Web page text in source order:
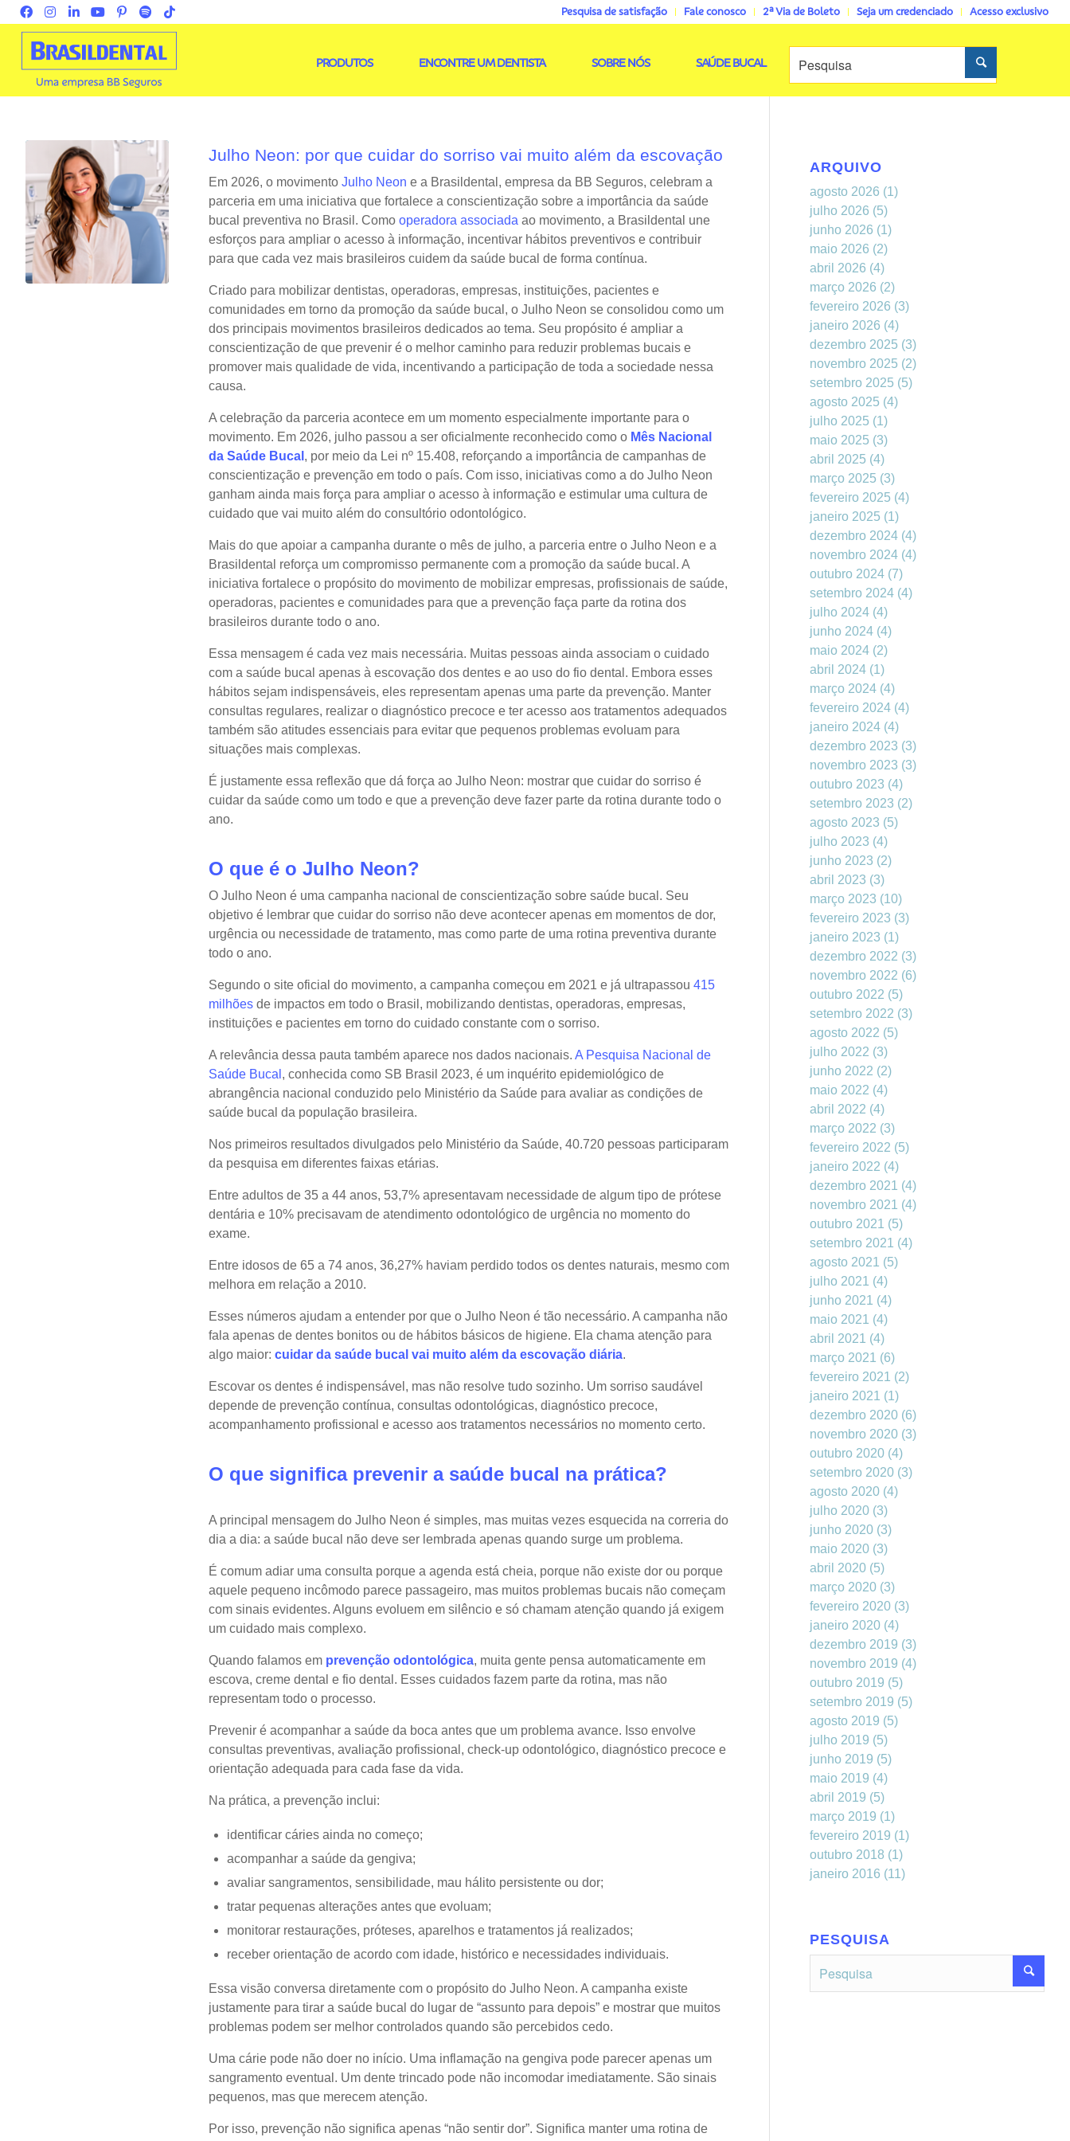
Pesquisa de satisfação Fale conosco 2ª Via de Boleto Seja um credenciado Acesso exclusivo
PRODUTOS ENCONTRE UM DENTISTA SOBRE NÓS SAÚDE BUCAL
Julho Neon: por que cuidar do sorriso vai muito além da escovação
Em 2026, o movimento Julho Neon e a Brasildental, empresa da BB Seguros, celebram a
parceria em uma iniciativa que fortalece a conscientização sobre a importância da saúde
bucal preventiva no Brasil. Como operadora associada ao movimento, a Brasildental une
esforços para ampliar o acesso à informação, incentivar hábitos preventivos e contribuir
para que cada vez mais brasileiros cuidem da saúde bucal de forma contínua.
Criado para mobilizar dentistas, operadoras, empresas, instituições, pacientes e
comunidades em torno da promoção da saúde bucal, o Julho Neon se consolidou como um
dos principais movimentos brasileiros dedicados ao tema. Seu propósito é ampliar a
conscientização de que prevenir é o melhor caminho para reduzir problemas bucais e
promover mais qualidade de vida, incentivando a participação de toda a sociedade nessa
causa.
A celebração da parceria acontece em um momento especialmente importante para o
movimento. Em 2026, julho passou a ser oficialmente reconhecido como o Mês Nacional
da Saúde Bucal , por meio da Lei nº 15.408, reforçando a importância de campanhas de
conscientização e prevenção em todo o país. Com isso, iniciativas como a do Julho Neon
ganham ainda mais força para ampliar o acesso à informação e estimular uma cultura de
cuidado que vai muito além do consultório odontológico.
Mais do que apoiar a campanha durante o mês de julho, a parceria entre o Julho Neon e a
Brasildental reforça um compromisso permanente com a promoção da saúde bucal. A
iniciativa fortalece o propósito do movimento de mobilizar empresas, profissionais de saúde,
operadoras, pacientes e comunidades para que a prevenção faça parte da rotina dos
brasileiros durante todo o ano.
Essa mensagem é cada vez mais necessária. Muitas pessoas ainda associam o cuidado
com a saúde bucal apenas à escovação dos dentes e ao uso do fio dental. Embora esses
hábitos sejam indispensáveis, eles representam apenas uma parte da prevenção. Manter
consultas regulares, realizar o diagnóstico precoce e ter acesso aos tratamentos adequados
também são atitudes essenciais para evitar que pequenos problemas evoluam para
situações mais complexas.
É justamente essa reflexão que dá força ao Julho Neon: mostrar que cuidar do sorriso é
cuidar da saúde como um todo e que a prevenção deve fazer parte da rotina durante todo o
ano.
O que é o Julho Neon?
O Julho Neon é uma campanha nacional de conscientização sobre saúde bucal. Seu
objetivo é lembrar que cuidar do sorriso não deve acontecer apenas em momentos de dor,
urgência ou necessidade de tratamento, mas como parte de uma rotina preventiva durante
todo o ano.
Segundo o site oficial do movimento, a campanha começou em 2021 e já ultrapassou 415
milhões de impactos em todo o Brasil, mobilizando dentistas, operadoras, empresas,
instituições e pacientes em torno do cuidado constante com o sorriso.
A relevância dessa pauta também aparece nos dados nacionais. A Pesquisa Nacional de
Saúde Bucal , conhecida como SB Brasil 2023, é um inquérito epidemiológico de
abrangência nacional conduzido pelo Ministério da Saúde para avaliar as condições de
saúde bucal da população brasileira.
Nos primeiros resultados divulgados pelo Ministério da Saúde, 40.720 pessoas participaram
da pesquisa em diferentes faixas etárias.
Entre adultos de 35 a 44 anos, 53,7% apresentavam necessidade de algum tipo de prótese
dentária e 10% precisavam de atendimento odontológico de urgência no momento do
exame.
Entre idosos de 65 a 74 anos, 36,27% haviam perdido todos os dentes naturais, mesmo com
melhora em relação a 2010.
Esses números ajudam a entender por que o Julho Neon é tão necessário. A campanha não
fala apenas de dentes bonitos ou de hábitos básicos de higiene. Ela chama atenção para
algo maior: cuidar da saúde bucal vai muito além da escovação diária.
Escovar os dentes é indispensável, mas não resolve tudo sozinho. Um sorriso saudável
depende de prevenção contínua, consultas odontológicas, diagnóstico precoce,
acompanhamento profissional e acesso aos tratamentos necessários no momento certo.
O que significa prevenir a saúde bucal na prática?
A principal mensagem do Julho Neon é simples, mas muitas vezes esquecida na correria do
dia a dia: a saúde bucal não deve ser lembrada apenas quando surge um problema.
É comum adiar uma consulta porque a agenda está cheia, porque não existe dor ou porque
aquele pequeno incômodo parece passageiro, mas muitos problemas bucais não começam
com sinais evidentes. Alguns evoluem em silêncio e só chamam atenção quando já exigem
um cuidado mais complexo.
Quando falamos em prevenção odontológica, muita gente pensa automaticamente em
escova, creme dental e fio dental. Esses cuidados fazem parte da rotina, mas não
representam todo o processo.
Prevenir é acompanhar a saúde da boca antes que um problema avance. Isso envolve
consultas preventivas, avaliação profissional, check-up odontológico, diagnóstico precoce e
orientação adequada para cada fase da vida.
Na prática, a prevenção inclui:
identificar cáries ainda no começo;
acompanhar a saúde da gengiva;
avaliar sangramentos, sensibilidade, mau hálito persistente ou dor;
tratar pequenas alterações antes que evoluam;
monitorar restaurações, próteses, aparelhos e tratamentos já realizados;
receber orientação de acordo com idade, histórico e necessidades individuais.
Essa visão conversa diretamente com o propósito do Julho Neon. A campanha existe
justamente para tirar a saúde bucal do lugar de “assunto para depois” e mostrar que muitos
problemas podem ser melhor controlados quando são percebidos cedo.
Uma cárie pode não doer no início. Uma inflamação na gengiva pode parecer apenas um
sangramento eventual. Um dente trincado pode não incomodar imediatamente. São sinais
pequenos, mas que merecem atenção.
Por isso, prevenção não significa apenas “não sentir dor”. Significa manter uma rotina de
ARQUIVO
agosto 2026 (1)
julho 2026 (5)
junho 2026 (1)
maio 2026 (2)
abril 2026 (4)
março 2026 (2)
fevereiro 2026 (3)
janeiro 2026 (4)
dezembro 2025 (3)
novembro 2025 (2)
setembro 2025 (5)
agosto 2025 (4)
julho 2025 (1)
maio 2025 (3)
abril 2025 (4)
março 2025 (3)
fevereiro 2025 (4)
janeiro 2025 (1)
dezembro 2024 (4)
novembro 2024 (4)
outubro 2024 (7)
setembro 2024 (4)
julho 2024 (4)
junho 2024 (4)
maio 2024 (2)
abril 2024 (1)
março 2024 (4)
fevereiro 2024 (4)
janeiro 2024 (4)
dezembro 2023 (3)
novembro 2023 (3)
outubro 2023 (4)
setembro 2023 (2)
agosto 2023 (5)
julho 2023 (4)
junho 2023 (2)
abril 2023 (3)
março 2023 (10)
fevereiro 2023 (3)
janeiro 2023 (1)
dezembro 2022 (3)
novembro 2022 (6)
outubro 2022 (5)
setembro 2022 (3)
agosto 2022 (5)
julho 2022 (3)
junho 2022 (2)
maio 2022 (4)
abril 2022 (4)
março 2022 (3)
fevereiro 2022 (5)
janeiro 2022 (4)
dezembro 2021 (4)
novembro 2021 (4)
outubro 2021 (5)
setembro 2021 (4)
agosto 2021 (5)
julho 2021 (4)
junho 2021 (4)
maio 2021 (4)
abril 2021 (4)
março 2021 (6)
fevereiro 2021 (2)
janeiro 2021 (1)
dezembro 2020 (6)
novembro 2020 (3)
outubro 2020 (4)
setembro 2020 (3)
agosto 2020 (4)
julho 2020 (3)
junho 2020 (3)
maio 2020 (3)
abril 2020 (5)
março 2020 (3)
fevereiro 2020 (3)
janeiro 2020 (4)
dezembro 2019 (3)
novembro 2019 (4)
outubro 2019 (5)
setembro 2019 (5)
agosto 2019 (5)
julho 2019 (5)
junho 2019 (5)
maio 2019 (4)
abril 2019 (5)
março 2019 (1)
fevereiro 2019 (1)
outubro 2018 (1)
janeiro 2016 (11)
PESQUISA